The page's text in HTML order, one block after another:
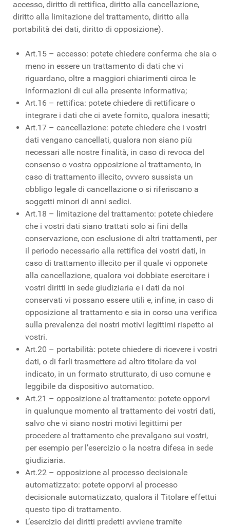
accesso, diritto di rettifica, diritto alla cancellazione,
diritto alla limitazione del trattamento, diritto alla
portabilità dei dati, diritto di opposizione).
Art.15 – accesso: potete chiedere conferma che sia o
meno in essere un trattamento di dati che vi
riguardano, oltre a maggiori chiarimenti circa le
informazioni di cui alla presente informativa;
Art.16 – rettifica: potete chiedere di rettificare o
integrare i dati che ci avete fornito, qualora inesatti;
Art.17 – cancellazione: potete chiedere che i vostri
dati vengano cancellati, qualora non siano più
necessari alle nostre finalità, in caso di revoca del
consenso o vostra opposizione al trattamento, in
caso di trattamento illecito, ovvero sussista un
obbligo legale di cancellazione o si riferiscano a
soggetti minori di anni sedici.
Art.18 – limitazione del trattamento: potete chiedere
che i vostri dati siano trattati solo ai fini della
conservazione, con esclusione di altri trattamenti, per
il periodo necessario alla rettifica dei vostri dati, in
caso di trattamento illecito per il quale vi opponete
alla cancellazione, qualora voi dobbiate esercitare i
vostri diritti in sede giudiziaria e i dati da noi
conservati vi possano essere utili e, infine, in caso di
opposizione al trattamento e sia in corso una verifica
sulla prevalenza dei nostri motivi legittimi rispetto ai
vostri.
Art.20 – portabilità: potete chiedere di ricevere i vostri
dati, o di farli trasmettere ad altro titolare da voi
indicato, in un formato strutturato, di uso comune e
leggibile da dispositivo automatico.
Art.21 – opposizione al trattamento: potete opporvi
in qualunque momento al trattamento dei vostri dati,
salvo che vi siano nostri motivi legittimi per
procedere al trattamento che prevalgano sui vostri,
per esempio per l’esercizio o la nostra difesa in sede
giudiziaria.
Art.22 – opposizione al processo decisionale
automatizzato: potete opporvi al processo
decisionale automatizzato, qualora il Titolare effettui
questo tipo di trattamento.
L’esercizio dei diritti predetti avviene tramite